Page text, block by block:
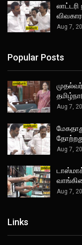
Aug 7,
Popular Posts
Aug 7,
Aug 7,
Aug 7,
Links